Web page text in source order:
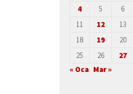
4
5 6
11
12 13
18
19 20
25
26 27
« Oca Mar »